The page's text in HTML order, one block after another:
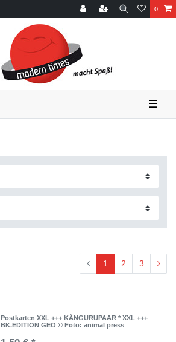
0
☰
1 2 3
Postkarten XXL +++ KÄNGURUPAAR * XXL +++
BK.EDITION GEO © Foto: animal press